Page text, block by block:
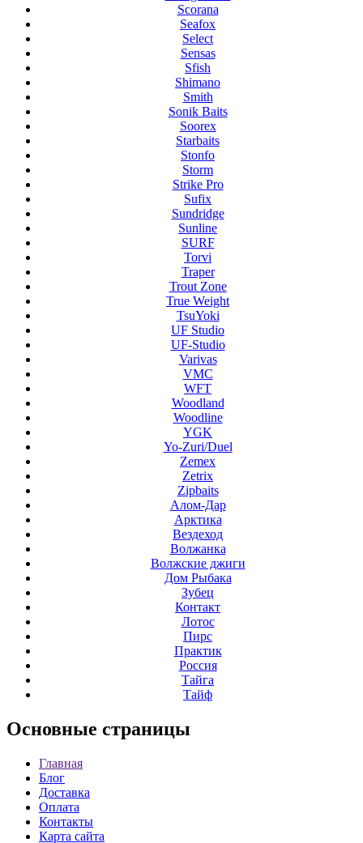
Scorana
Seafox
Select
Sensas
Sfish
Shimano
Smith
Sonik Baits
Soorex
Starbaits
Stonfo
Storm
Strike Pro
Sufix
Sundridge
Sunline
SURF
Torvi
Traper
Trout Zone
True Weight
TsuYoki
UF Studio
UF-Studio
Varivas
VMC
WFT
Woodland
Woodline
YGK
Yo-Zuri/Duel
Zemex
Zetrix
Zipbaits
Алом-Дар
Арктика
Вездеход
Волжанка
Волжские джиги
Дом Рыбака
Зубец
Контакт
Лотос
Пирс
Практик
Россия
Тайга
Тайф
Основные страницы
Главная
Блог
Доставка
Оплата
Контакты
Карта сайта